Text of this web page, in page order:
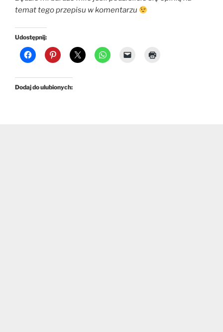
temat tego przepisu w komentarzu
Udostępnij:
Dodaj do ulubionych: